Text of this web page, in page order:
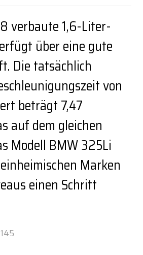
verbaute 1,6-Liter-
über eine gute
Die tatsächlich
von
beträgt 7,47
auf dem gleichen
Modell BMW 325Li
Marken
einen Schritt
145